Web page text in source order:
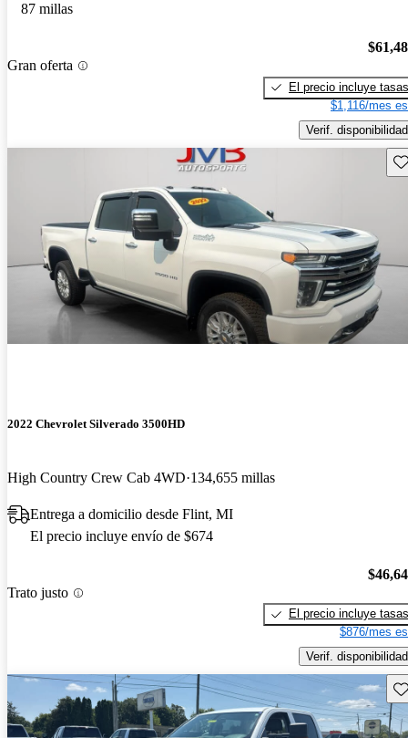
87 millas
Gran oferta
El precio incluye tasas
$1,116/mes
Verif. disponibilidad
2022 Chevrolet Silverado 3500HD
High Country Crew Cab 4WD 134,655 millas
Entrega a domicilio desde Flint, MI
El precio incluye envío de $674
Trato justo
El precio incluye tasas
$876/mes
Verif. disponibilidad